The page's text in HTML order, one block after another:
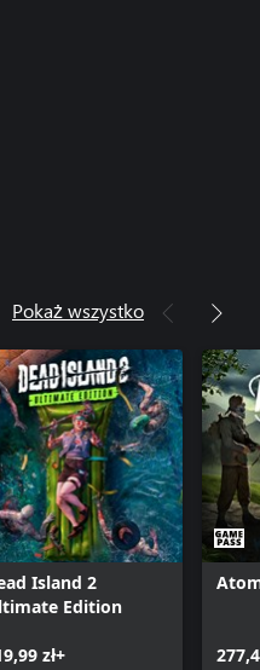
Pokaż wszystko
Island 2
Edition
zł+